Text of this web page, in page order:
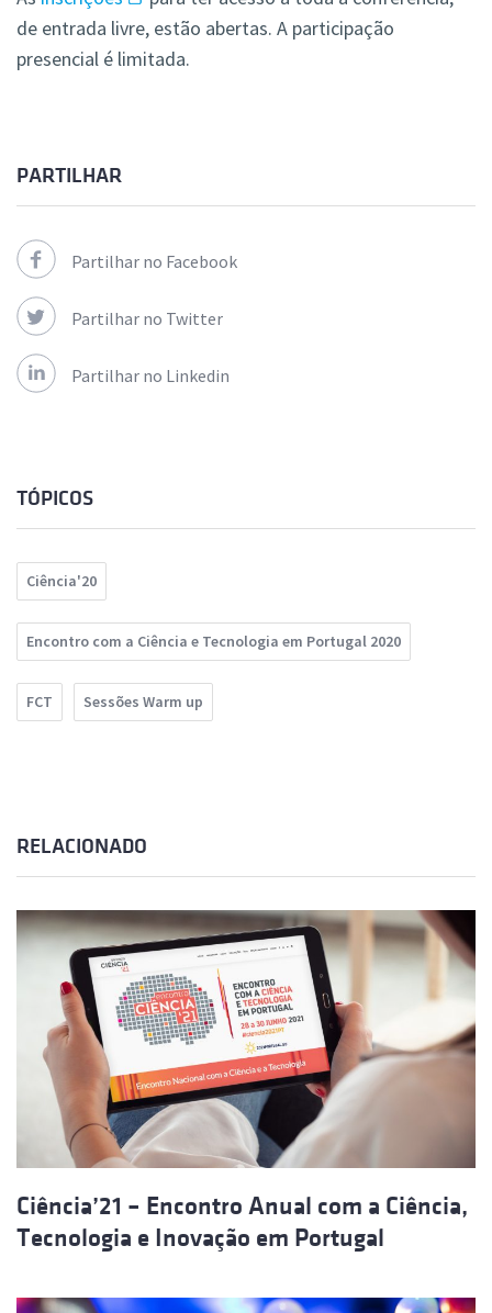
de entrada livre, estão abertas. A participação
presencial é limitada.
PARTILHAR
Partilhar no Facebook
Partilhar no Twitter
Partilhar no Linkedin
TÓPICOS
Ciência'20
Encontro com a Ciência e Tecnologia em Portugal 2020
FCT Sessões Warm up
RELACIONADO
Ciência’21 – Encontro Anual com a Ciência,
Tecnologia e Inovação em Portugal